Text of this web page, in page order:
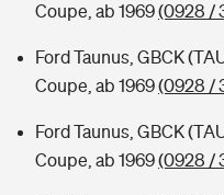
Coupe, ab 1969(0928 /
Ford Taunus, GBCK
Coupe, ab 1969(0928 /
Ford Taunus, GBCK
Coupe, ab 1969(0928 /